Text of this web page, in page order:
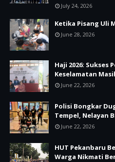
July 24, 2026
Ketika Pisang Uli
June 28, 2026
Haji 2026: Sukses
Keselamatan
June 22, 2026
Polisi Bongkar
Tempel, Nelayan
June 22, 2026
HUT Pekanbaru
Warga Nikmati